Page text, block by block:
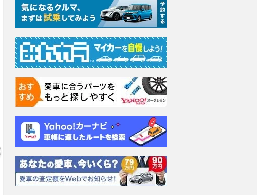
ロータス エヴォーラ
ホンダ NSX 3.0
ロールスロイス ゴース